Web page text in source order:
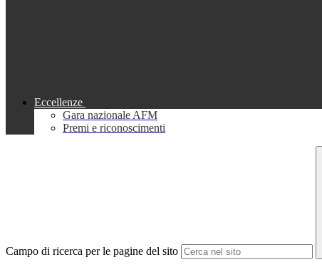
Eccellenze
Gara nazionale AFM
Premi e riconoscimenti
Campo di ricerca per le pagine del sito